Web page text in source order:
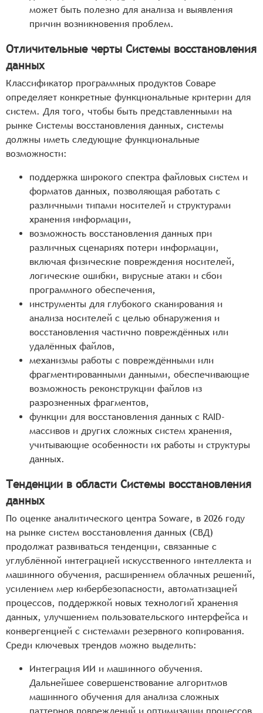
может быть полезно для анализа и выявления
причин возникновения проблем.
Отличительные черты Системы восстановления
данных
Классификатор программных продуктов Соваре
определяет конкретные функциональные критерии для
систем. Для того, чтобы быть представленными на
рынке Системы восстановления данных, системы
должны иметь следующие функциональные
возможности:
поддержка широкого спектра файловых систем и
форматов данных, позволяющая работать с
различными типами носителей и структурами
хранения информации,
возможность восстановления данных при
различных сценариях потери информации,
включая физические повреждения носителей,
логические ошибки, вирусные атаки и сбои
программного обеспечения,
инструменты для глубокого сканирования и
анализа носителей с целью обнаружения и
восстановления частично повреждённых или
удалённых файлов,
механизмы работы с повреждёнными или
фрагментированными данными, обеспечивающие
возможность реконструкции файлов из
разрозненных фрагментов,
функции для восстановления данных с RAID-
массивов и других сложных систем хранения,
учитывающие особенности их работы и структуры
данных.
Тенденции в области Системы восстановления
данных
По оценке аналитического центра Soware, в 2026 году
на рынке систем восстановления данных (СВД)
продолжат развиваться тенденции, связанные с
углублённой интеграцией искусственного интеллекта и
машинного обучения, расширением облачных решений,
усилением мер кибербезопасности, автоматизацией
процессов, поддержкой новых технологий хранения
данных, улучшением пользовательского интерфейса и
конвергенцией с системами резервного копирования.
Среди ключевых трендов можно выделить:
Интеграция ИИ и машинного обучения.
Дальнейшее совершенствование алгоритмов
машинного обучения для анализа сложных